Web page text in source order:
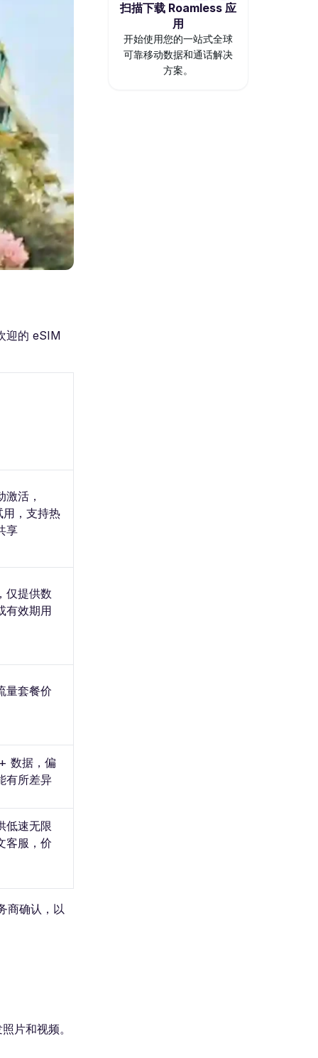
迎的 eSIM
活，
，支持热
享
仅提供数
有效期用
量套餐价
数据，偏
有所差异
低速无限
客服，价
商确认，以
片和视频。
扫描下载 Roamless 应
用
开始使用您的一站式全球
可靠移动数据和通话解决
方案。